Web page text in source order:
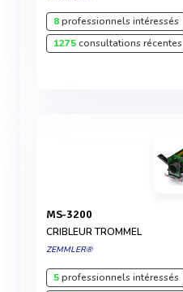
8professionnels intéressés
1275consultations récentes
MS-3200
CRIBLEUR TROMMEL
ZEMMLER®
5professionnels intéressés